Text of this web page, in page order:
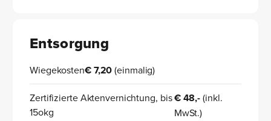
Entsorgung
Wiegekosten€ 7,20(einmalig)
Zertifizierte Aktenvernichtung, bis
15okg
€ 48,-(inkl.
MwSt.)